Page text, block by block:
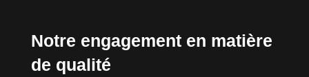
Notre engagement en matière
de qualité